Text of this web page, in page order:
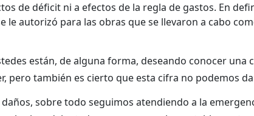
de déficit ni a efectos de la regla de gastos. En
autorizó para las obras que se llevaron a cabo
están, de alguna forma, deseando conocer una
pero también es cierto que esta cifra no podemos
sobre todo seguimos atendiendo a la